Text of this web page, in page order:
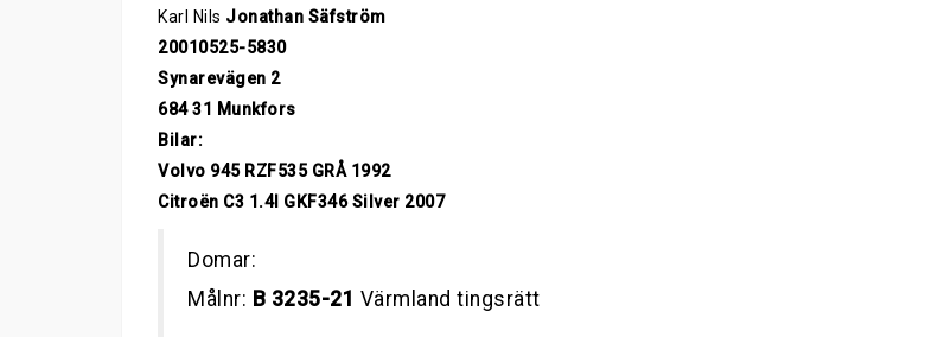
Karl Nils Jonathan Säfström
20010525-5830
Synarevägen 2
684 31 Munkfors
Bilar:
Volvo 945 RZF535 GRÅ 1992
Citroën C3 1.4l GKF346 Silver 2007
Domar:
Målnr: B 3235-21 Värmland tingsrätt